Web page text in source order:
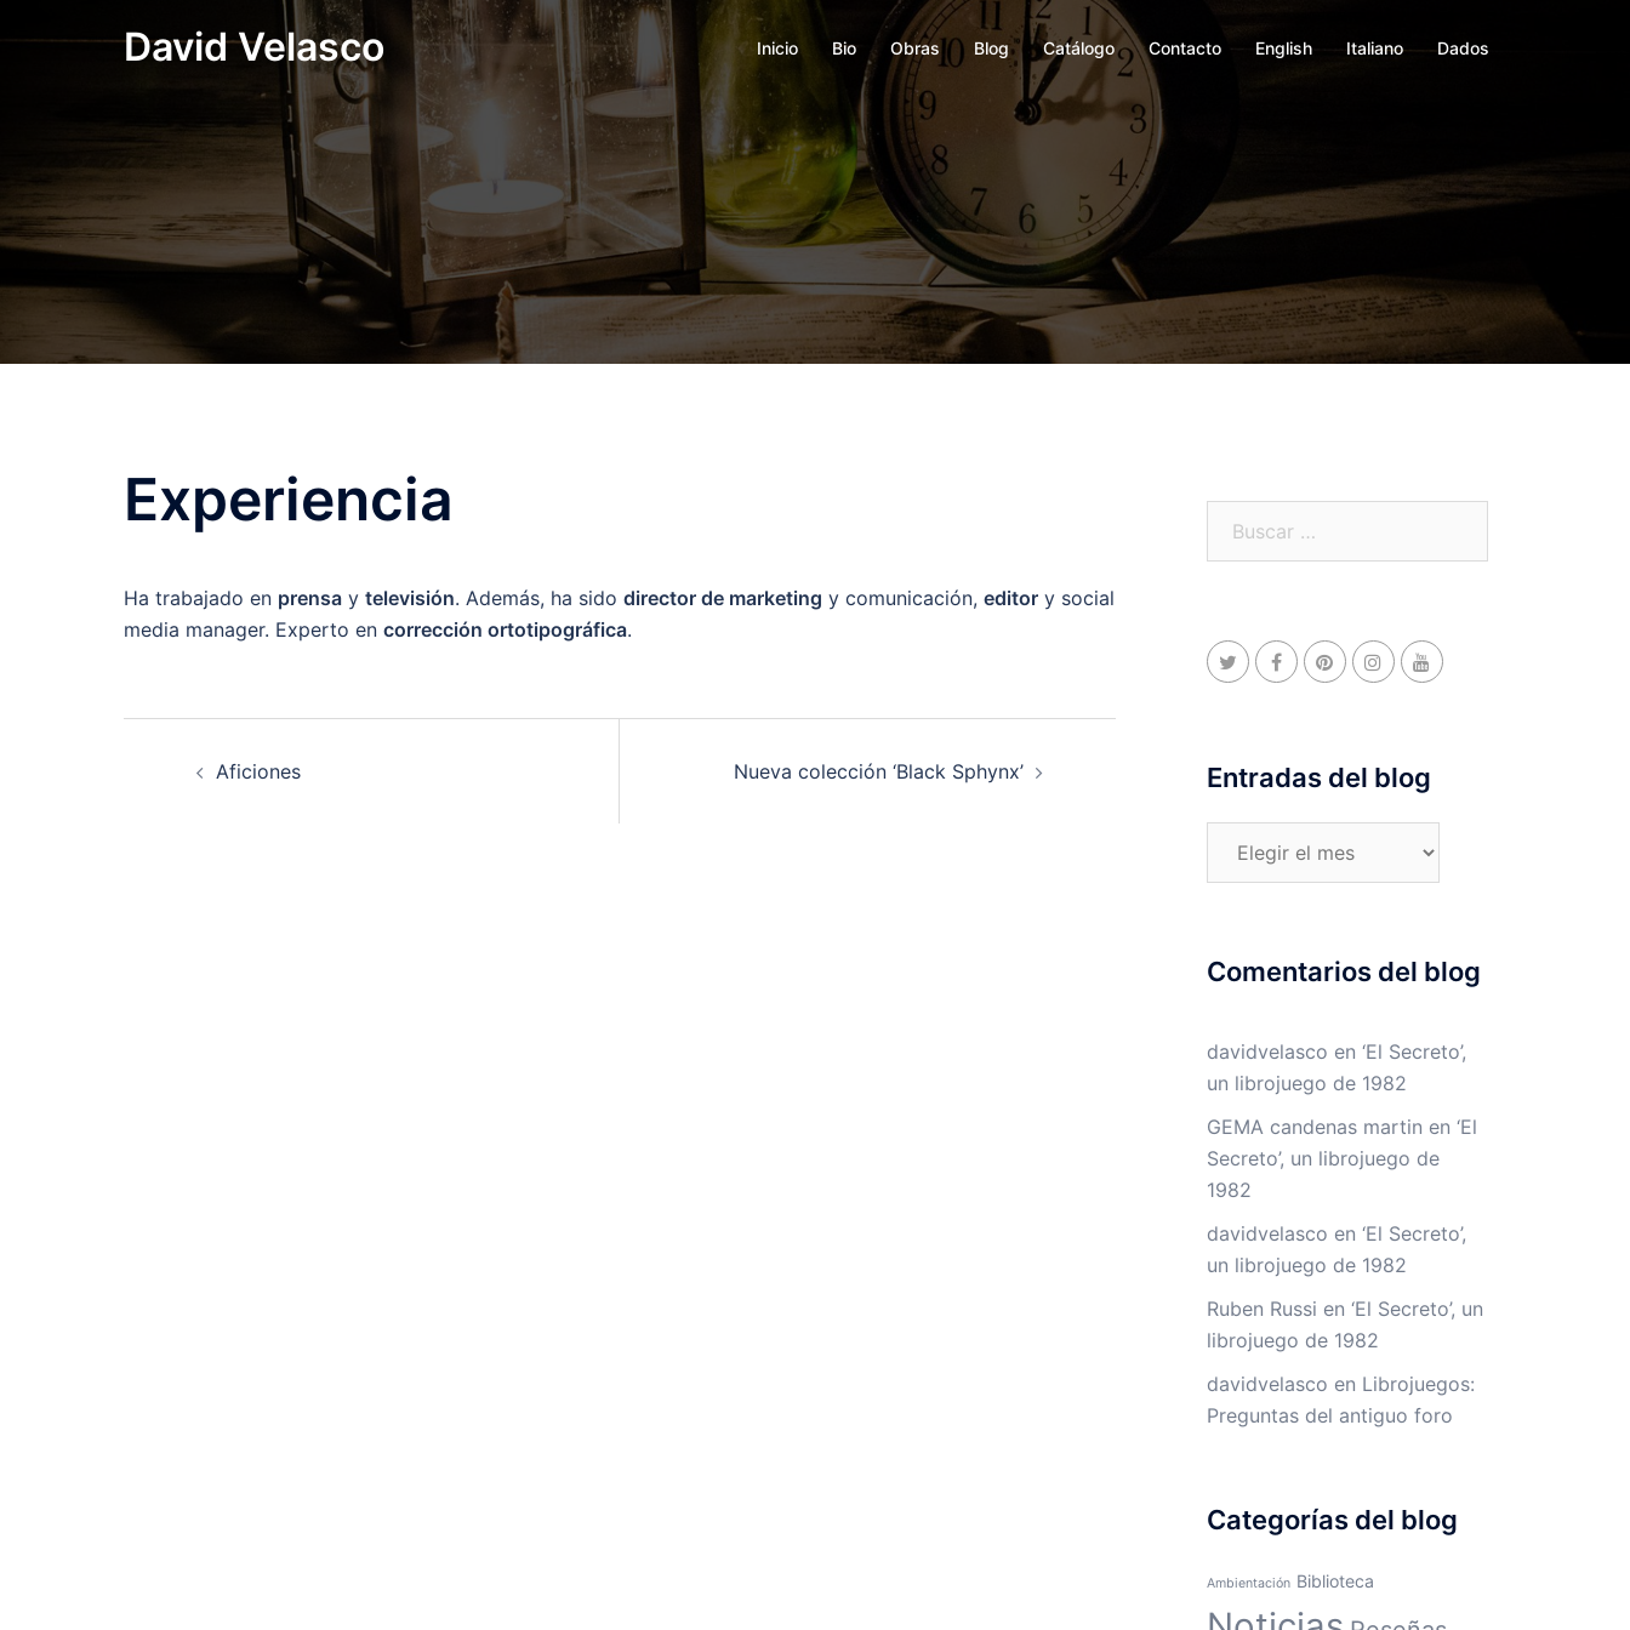
David Velasco Inicio Bio Obras Blog Catálogo Contacto English Italiano Dados
Experiencia
Ha trabajado en prensa y televisión. Además, ha sido director de marketing y comunicación, editor y social
media manager. Experto en corrección ortotipográfica.
Navegación
Aficiones Nueva colección ‘Black Sphynx’ Entradas del blog
Comentarios del blog
davidvelasco en ‘El Secreto’,
un librojuego de 1982
GEMA candenas martin en ‘El
Secreto’, un librojuego de
1982
davidvelasco en ‘El Secreto’,
un librojuego de 1982
Ruben Russi en ‘El Secreto’, un
librojuego de 1982
davidvelasco en Librojuegos:
Preguntas del antiguo foro
Categorías del blog
Ambientación Biblioteca